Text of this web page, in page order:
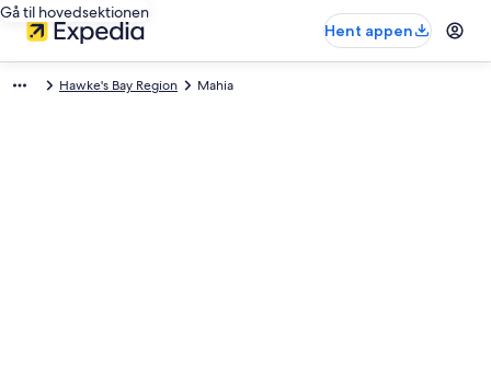
Gå til hovedsektionen
Hent appen
Hawke's Bay Region Mahia